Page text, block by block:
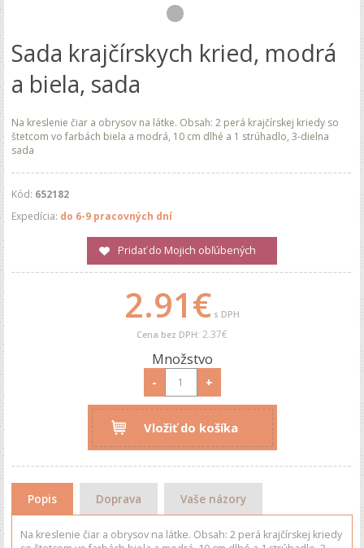
Sada krajčírskych kried, modrá
a biela, sada
Na kreslenie čiar a obrysov na látke. Obsah: 2 perá krajčírskej kriedy so
štetcom vo farbách biela a modrá, 10 cm dlhé a 1 strúhadlo, 3-dielna
sada
Kód: 652182
Expedícia: do 6-9 pracovných dní
Pridať do Mojich obľúbených
2.91€ s DPH
Cena bez DPH: 2.37€
Množstvo
- +
Vložiť do košíka
Popis Doprava Vaše názory
Na kreslenie čiar a obrysov na látke. Obsah: 2 perá krajčírskej kriedy